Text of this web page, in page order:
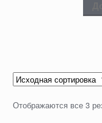
Отображаются все 3